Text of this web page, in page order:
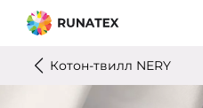
Котон-твилл NERY